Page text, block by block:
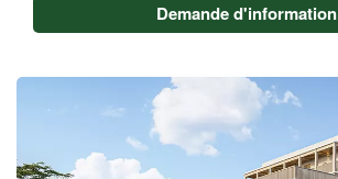
Demande d'information